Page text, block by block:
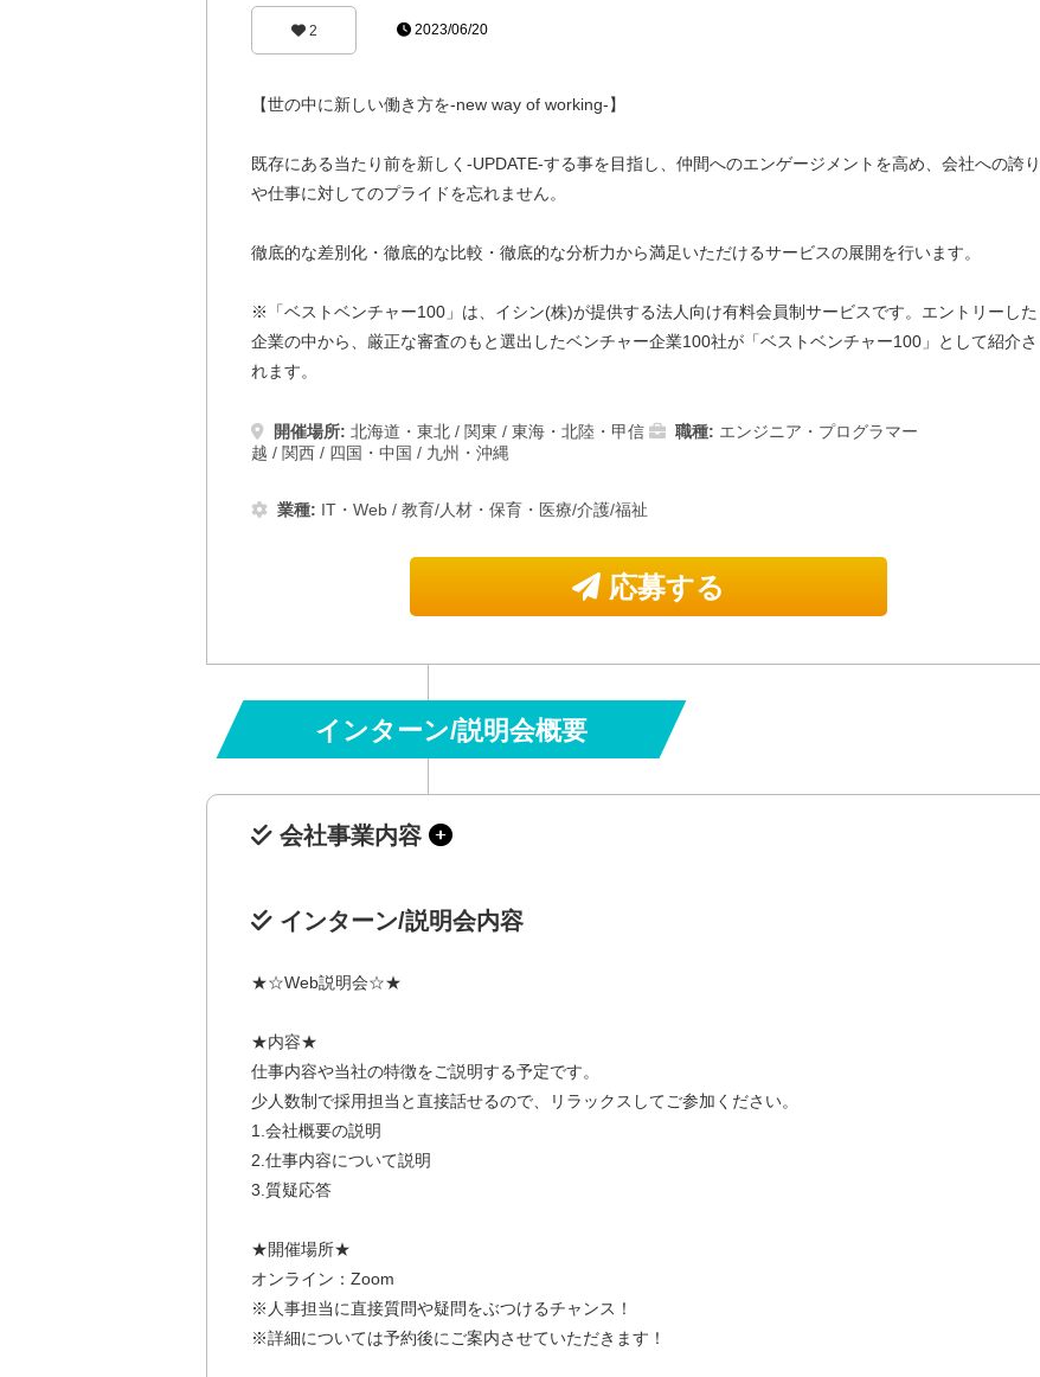
2 2023/06/20
【世の中に新しい働き方を-new way of working-】
既存にある当たり前を新しく-UPDATE-する事を目指し、仲間へのエンゲージメントを高め、会社への誇り
や仕事に対してのプライドを忘れません。
徹底的な差別化・徹底的な比較・徹底的な分析力から満足いただけるサービスの展開を行います。
※「ベストベンチャー100」は、イシン(株)が提供する法人向け有料会員制サービスです。エントリーした
企業の中から、厳正な審査のもと選出したベンチャー企業100社が「ベストベンチャー100」として紹介さ
れます。
開催場所: 北海道・東北 / 関東 /東海・北陸・甲信
越 / 関西 / 四国・中国 / 九州・沖縄
職種: エンジニア・プログラマー
業種: IT・Web /教育/人材・保育・医療/介護/福祉
応募する
インターン/説明会概要
会社事業内容
インターン/説明会内容
★☆Web説明会☆★
★内容★
仕事内容や当社の特徴をご説明する予定です。
少人数制で採用担当と直接話せるので、リラックスしてご参加ください。
1.会社概要の説明
2.仕事内容について説明
3.質疑応答
★開催場所★
オンライン：Zoom
※人事担当に直接質問や疑問をぶつけるチャンス！
※詳細については予約後にご案内させていただきます！